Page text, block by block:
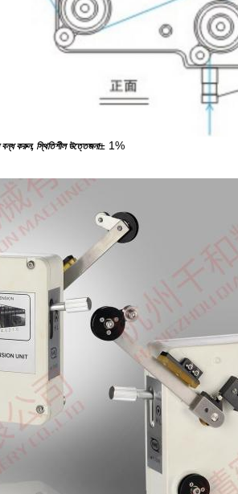
বন্ধ করুন, স্থিতিশীল উত্তেজনা± 1%